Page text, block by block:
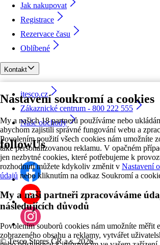
Nastavení soukromí a cookies
My a našich 18 partnerů používáme nebo
abychom zajistili správné fungování webu a
Povolením použití všech cookies nám umožníte
také personalizovanou reklamu. V opačném
jen nezbytné cookies, které potřebujeme k
rozhodnutí můžete kdykoliv změnit v Nastavení
údajů nebo kliknutím na odkaz Soukromí a
My a naši partneři zpracováváme
následujících důvodů
Povolením souborů cookies nám umožníte měřit
zobrazeného obsahu a reklamy, vytvářet
Jak nakupovat
Registrace
Rezervace času
Oblíbené
Kontakt
itesco.cz
Zákaznické centrum - 800 222 555
Naše obchody
followUs
©Tesco Stores ČR a.s. 2026